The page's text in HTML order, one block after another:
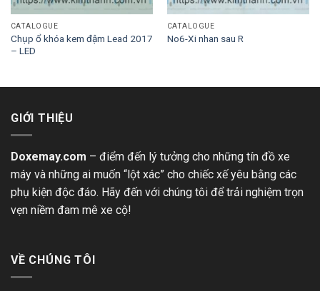
CATALOGUE
Chụp ổ khóa kem đậm Lead 2017
– LED
CATALOGUE
No6-Xi nhan sau R
GIỚI THIỆU
Doxemay.com – điểm đến lý tưởng cho những tín đồ xe
máy và những ai muốn “lột xác” cho chiếc xế yêu bằng các
phụ kiện độc đáo. Hãy đến với chúng tôi để trải nghiệm trọn
vẹn niềm đam mê xe cộ!
VỀ CHÚNG TÔI